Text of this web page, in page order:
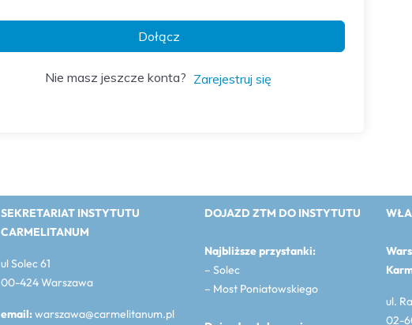
Dołącz
Nie masz jeszcze konta? Zarejestruj się
SEKRETARIAT INSTYTUTU
CARMELITANUM
ul Solec 61
00-424 Warszawa
email:warszawa@carmelitanum.pl
DOJAZD ZTM DO INSTYTUTU
Najbliższe przystanki:
– Solec
– Most Poniatowskiego
ul.
02-